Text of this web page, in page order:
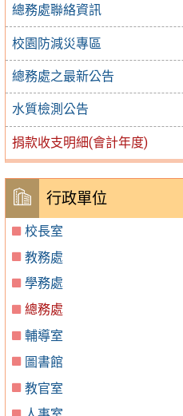
總務處聯絡資訊
校園防減災專區
總務處之最新公告
水質檢測公告
捐款收支明細(會計年度)
行政單位
校長室
教務處
學務處
總務處
輔導室
圖書館
教官室